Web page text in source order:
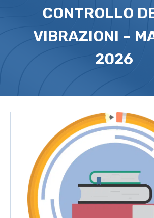
CONTROLLO
VIBRAZIONI –
2026